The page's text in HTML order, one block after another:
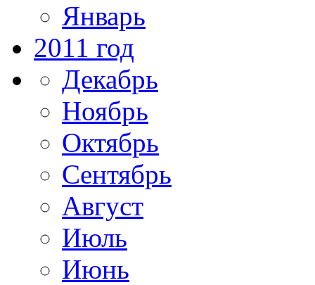
Январь
2011 год
Декабрь
Ноябрь
Октябрь
Сентябрь
Август
Июль
Июнь